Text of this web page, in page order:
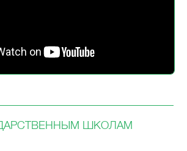
ШКОЛАМ